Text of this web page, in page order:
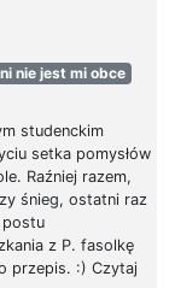
nie jest mi obce
studenckim
setka pomysłów
Raźniej razem,
śnieg, ostatni raz
postu
z P. fasolkę
przepis. :) Czytaj